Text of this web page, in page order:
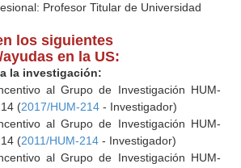
Profesor Titular de Universidad
los siguientes
en la US:
la investigación:
al Grupo de Investigación HUM-
(2017/HUM-214- Investigador)
al Grupo de Investigación HUM-
(2011/HUM-214- Investigador)
al Grupo de Investigación HUM-